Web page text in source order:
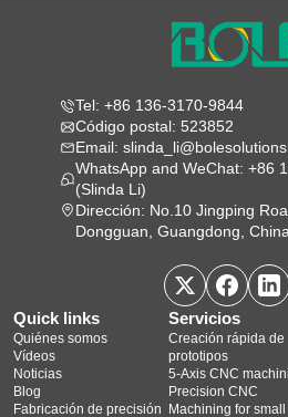
Tel: +86 136-3170-9844
Código postal: 523852
Email:
WhatsApp and WeChat: +86
(Slinda Li)
Dirección: No.10 Jingping
Dongguan, Guangdong, China
Quick links
Quiénes somos
Vídeos
Noticias
Blog
Fabricación de precisión
Servicios
Creación rápida de
prototipos
5‑Axis CNC
Precision CNC
Machining for small